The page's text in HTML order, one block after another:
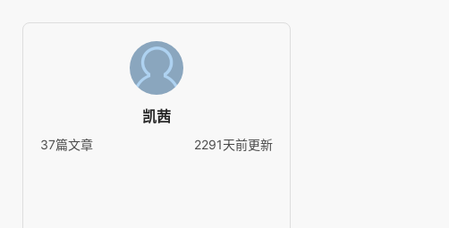
凯茜
37篇文章 2291天前更新